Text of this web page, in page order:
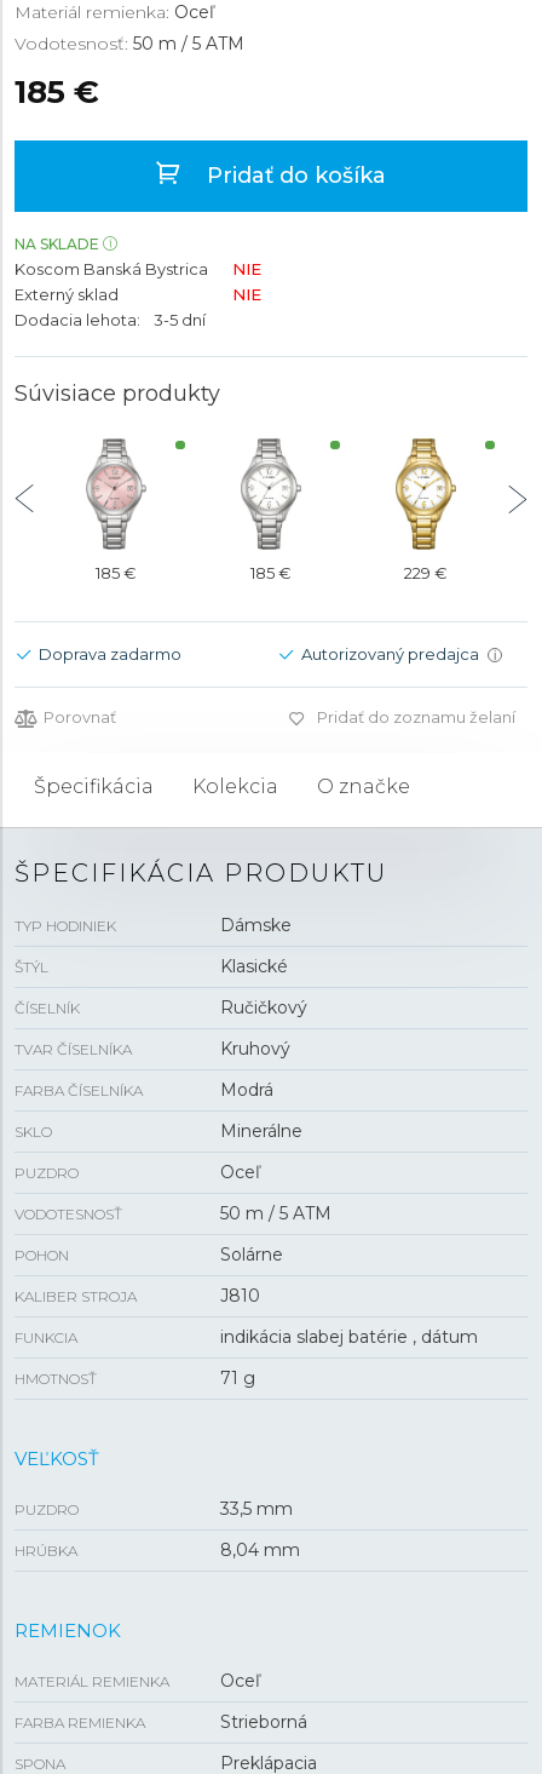
Materiál remienka: Oceľ
Vodotesnosť: 50 m / 5 ATM
185 €
Pridať do košíka
NA SKLADE
Koscom Banská Bystrica
NIE
Externý sklad
NIE
Dodacia lehota:
3-5 dní
Súvisiace produkty
185 € 185 € 229 €
Doprava zadarmo Autorizovaný predajca i
Porovnať Pridať do zoznamu želaní
Špecifikácia Kolekcia O značke
ŠPECIFIKÁCIA PRODUKTU
TYP HODINIEK Dámske
ŠTÝL Klasické
ČÍSELNÍK Ručičkový
TVAR ČÍSELNÍKA Kruhový
FARBA ČÍSELNÍKA Modrá
SKLO Minerálne
PUZDRO Oceľ
VODOTESNOSŤ 50 m / 5 ATM
POHON Solárne
KALIBER STROJA J810
FUNKCIA indikácia slabej batérie , dátum
HMOTNOSŤ 71 g
VEĽKOSŤ
PUZDRO 33,5 mm
HRÚBKA 8,04 mm
REMIENOK
MATERIÁL REMIENKA Oceľ
FARBA REMIENKA Strieborná
SPONA Preklápacia